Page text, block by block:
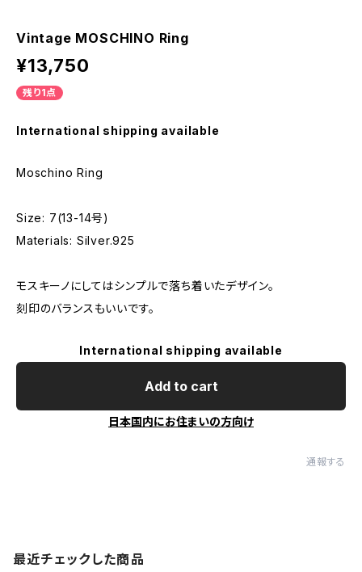
Vintage MOSCHINO Ring
¥13,750
残り1点
International shipping available
Moschino Ring
Size: 7(13-14号)
Materials: Silver.925
モスキーノにしてはシンプルで落ち着いたデザイン。
刻印のバランスもいいです。
International shipping available
Add to cart
日本国内にお住まいの方向け
通報する
最近チェックした商品